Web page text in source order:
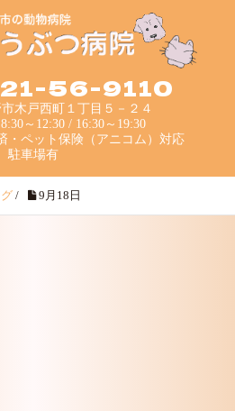
56-9110
木戸西町１丁目５－２４
～12:30 / 16:30～19:30
・ペット保険（アニコム）対応
駐車場有
/ 9月18日